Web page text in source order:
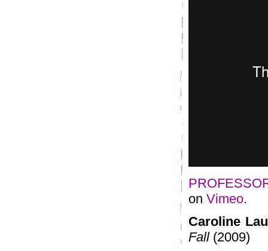
on Vimeo.
Caroline
Fall(2009)